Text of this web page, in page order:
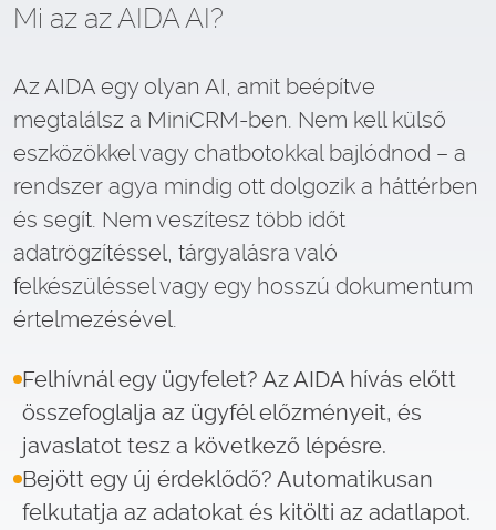
Mi az az AIDA AI?
Az AIDA egy olyan AI, amit beépítve
megtalálsz a MiniCRM-ben. Nem kell külső
eszközökkel vagy chatbotokkal bajlódnod – a
rendszer agya mindig ott dolgozik a háttérben
és segít. Nem veszítesz több időt
adatrögzítéssel, tárgyalásra való
felkészüléssel vagy egy hosszú dokumentum
értelmezésével.
Felhívnál egy ügyfelet? Az AIDA hívás előtt
összefoglalja az ügyfél előzményeit, és
javaslatot tesz a következő lépésre.
Bejött egy új érdeklődő? Automatikusan
felkutatja az adatokat és kitölti az adatlapot.